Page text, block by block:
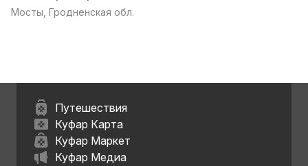
Мосты, Гродненская обл.
Путешествия
Куфар Карта
Куфар Маркет
Куфар Медиа